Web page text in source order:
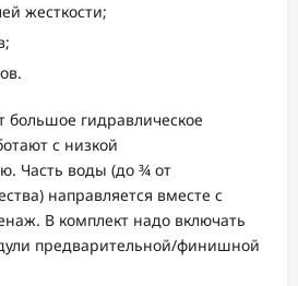
жесткости;
большое гидравлическое
с низкой
Часть воды (до ¾ от
направляется вместе с
В комплект надо включать
предварительной/финишной